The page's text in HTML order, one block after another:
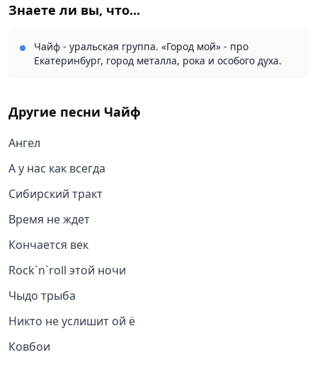
Знаете ли вы, что...
Чайф - уральская группа. «Город мой» - про
Екатеринбург, город металла, рока и особого духа.
Другие песни Чайф
Ангел
А у нас как всегда
Сибирский тракт
Время не ждет
Кончается век
Rock`n`roll этой ночи
Чыдо трыба
Никто не услишит ой ё
Ковбои